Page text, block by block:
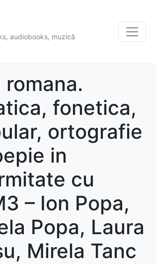
audiobooks, muzică
romana.
fonetica,
ortografie
in
cu
– Ion Popa,
Popa, Laura
Mirela Tanc